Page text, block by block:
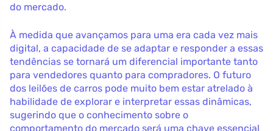
do mercado.
À medida que avançamos para uma era cada vez mais
digital, a capacidade de se adaptar e responder a essas
tendências se tornará um diferencial importante tanto
para vendedores quanto para compradores. O futuro
dos leilões de carros pode muito bem estar atrelado à
habilidade de explorar e interpretar essas dinâmicas,
sugerindo que o conhecimento sobre o
comportamento do mercado será uma chave essencial